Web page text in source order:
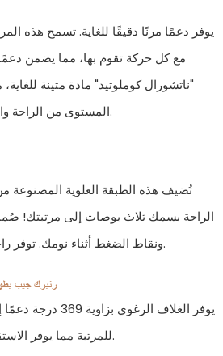
يوفر دعمًا مرنًا دقيقًا للغاية. تسمح هذه
مع كل حركة تقوم بها، مما يضمن
"ناتشورال كوملوتيد" مادة متينة
المستوى من الراحة والدعم لسنوات طويلة قادمة.
تُضيف هذه الطبقة العلوية المصنوعة
الراحة بسمك ثلاث بوصات إلى مرتبتك!
ونقاط الضغط أثناء نومك. توفر راحة استثنائية ودعمًا متواصلًا.
زنبرك جيب بطول 20 سم مع دعم حافة
يوفر الغلاف
للمرتبة مما يوفر الاستقرار ويزيل الشعور بالانزلاق.